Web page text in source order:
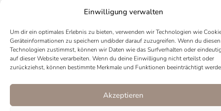
Einwilligung verwalten
Um dir ein optimales Erlebnis zu bieten, verwenden wir Technologien wie
Geräteinformationen zu speichern und/oder darauf zuzugreifen. Wenn du diesen
Technologien zustimmst, können wir Daten wie das Surfverhalten oder
auf dieser Website verarbeiten. Wenn du deine Einwilligung nicht erteilst oder
zurückziehst, können bestimmte Merkmale und Funktionen beeinträchtigt
Akzeptieren